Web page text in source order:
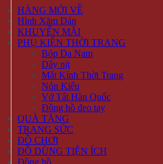
Giải trí
Mô Hình
Đồ chơi quán bar
ĐỒ TIỆN ÍCH
Dụng cụ pha chế bar – trà sữa
Dụng Cụ Đi Phượt
Lót giày tăng chiều cao
Phụ Kiện Chụp Ảnh
Văn phòng phẩm
Hộp Đựng Trang Sức
Đồ dùng gia đình
PHỤ KIỆN
Bóp Da Nam
Dây nịt
Mắt Kính Thời Trang